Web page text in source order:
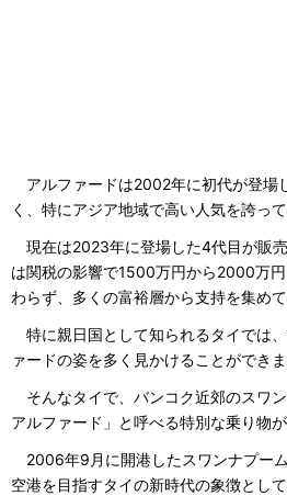
アルファードは2002年に初代が登場
く、特にアジア地域で高い人気を誇って
現在は2023年に登場した4代目が販
は関税の影響で1500万円から2000万
わらず、多くの富裕層から支持を集めて
特に親日国として知られるタイでは
ァードの姿を多く見かけることができま
そんなタイで、バンコク近郊のスワ
アルファード」と呼べる特別な乗り物が
2006年9月に開港したスワンナプー
空港を目指すタイの新時代の象徴として